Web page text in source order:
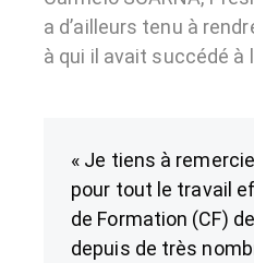
a d’ailleurs tenu à
à qui il avait succédé à
« Je tiens à
pour tout le travail
de Formation (CF) de
depuis de très